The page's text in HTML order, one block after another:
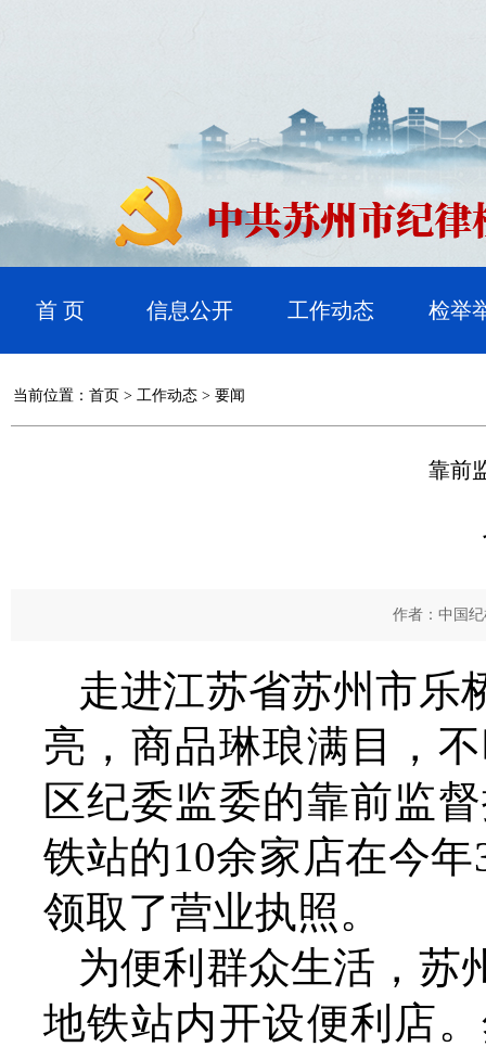
首 页 信息公开 工作动态 检举
当前位置： 首页 > 工作动态 > 要闻
靠前
作者：中国
走进江苏省苏州市乐
亮，商品琳琅满目，
区纪委监委的靠前监
铁站的10余家店在今
领取了营业执照。
为便利群众生活，苏
地铁站内开设便利店